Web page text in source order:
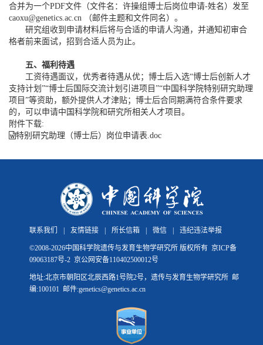
合并为一个PDF文件（文件名：许操组博士后岗位申请-姓名）发至
caoxu@genetics.ac.cn （邮件主题和文件同名）。
研究组收到申请材料后将与合适的申请人沟通，并通知初审合
格者前来面试，招到合适人员为止。
五、福利待遇
工资待遇面议，优秀者待遇从优；博士后入选“博士后创新人才
支持计划”“博士后国际交流计划引进项目”“中国科学院特别研究助理
项目”等资助，额外提供人才津贴；博士后合同期满符合条件要求
的，可以申请中国科学院和研究所相关人才项目。
附件下载:
特别研究助理（博士后）岗位申请表.doc
联系我们 友情链接 所长信箱 微信 违纪违法举报
©2008-2026中国科学院遗传与发育生物学研究所 版权所有 京ICP备
09063187号-2 京公网安备110402500012号
地址:北京市朝阳区北辰西路1号院2号，遗传与发育生物学研究所 邮
编:100101 邮件:genetics@genetics.ac.cn